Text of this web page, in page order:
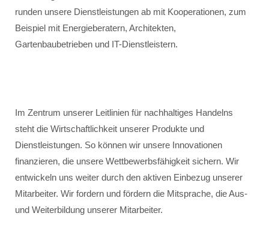
runden unsere Dienstleistungen ab mit Kooperationen, zum
Beispiel mit Energieberatern, Architekten,
Gartenbaubetrieben und IT-Dienstleistern.
Im Zentrum unserer Leitlinien für nachhaltiges Handelns
steht die Wirtschaftlichkeit unserer Produkte und
Dienstleistungen. So können wir unsere Innovationen
finanzieren, die unsere Wettbewerbsfähigkeit sichern. Wir
entwickeln uns weiter durch den aktiven Einbezug unserer
Mitarbeiter. Wir fordern und fördern die Mitsprache, die Aus-
und Weiterbildung unserer Mitarbeiter.